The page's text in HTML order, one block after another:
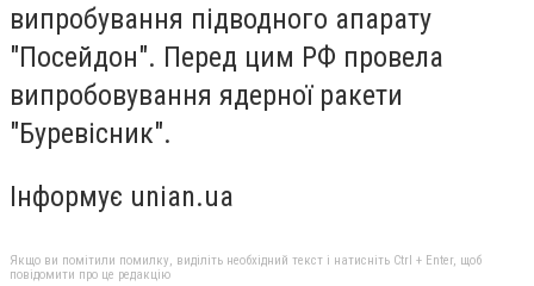
випробування підводного апарату
"Посейдон". Перед цим РФ провела
випробовування ядерної ракети
"Буревісник".
Інформує unian.ua
Якщо ви помітили помилку, виділіть необхідний текст і натисніть Ctrl + Enter, щоб
повідомити про це редакцію